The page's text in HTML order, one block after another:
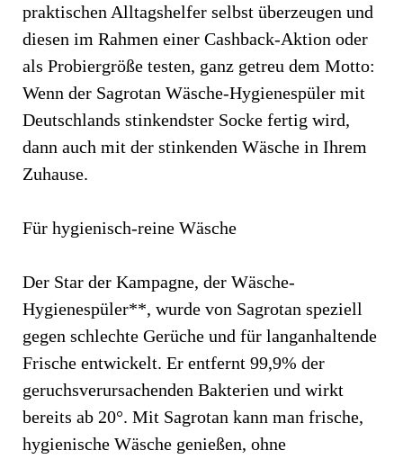
praktischen Alltagshelfer selbst überzeugen und
diesen im Rahmen einer Cashback-Aktion oder
als Probiergröße testen, ganz getreu dem Motto:
Wenn der Sagrotan Wäsche-Hygienespüler mit
Deutschlands stinkendster Socke fertig wird,
dann auch mit der stinkenden Wäsche in Ihrem
Zuhause.
Für hygienisch-reine Wäsche
Der Star der Kampagne, der Wäsche-
Hygienespüler**, wurde von Sagrotan speziell
gegen schlechte Gerüche und für langanhaltende
Frische entwickelt. Er entfernt 99,9% der
geruchsverursachenden Bakterien und wirkt
bereits ab 20°. Mit Sagrotan kann man frische,
hygienische Wäsche genießen, ohne